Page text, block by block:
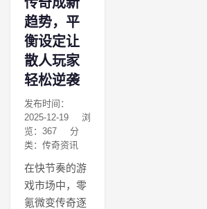
趋势，平
衡设定让
散人玩家
轻松逆袭
发布时间：
2025-12-19
浏
览：367
分
类：传奇资讯
在快节奏的游
戏市场中，零
氪微变传奇逐